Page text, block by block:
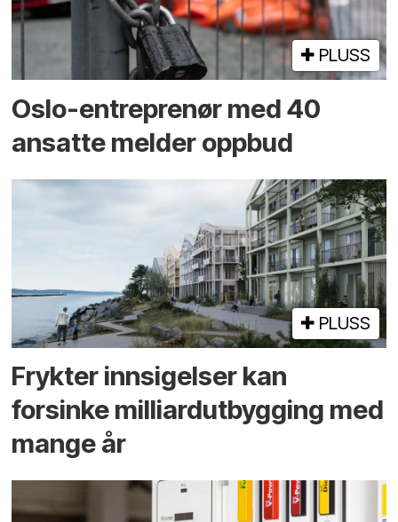
PLUSS
Oslo-entreprenør med 40
ansatte melder oppbud
PLUSS
Frykter innsigelser kan
forsinke milliard­utbygging med
mange år